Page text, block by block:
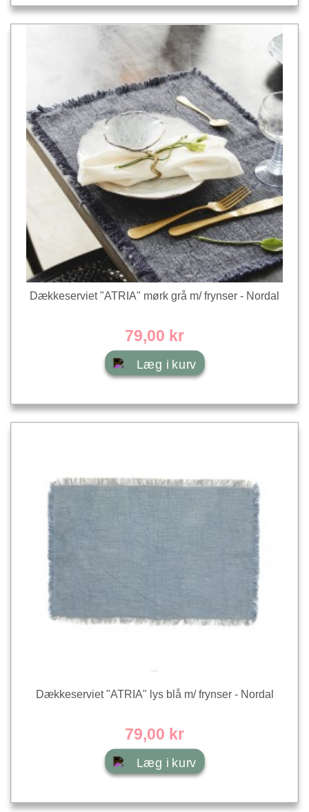
Dækkeserviet "ATRIA" mørk grå m/ frynser - Nordal
79,00 kr
Læg i kurv
Dækkeserviet "ATRIA" lys blå m/ frynser - Nordal
79,00 kr
Læg i kurv